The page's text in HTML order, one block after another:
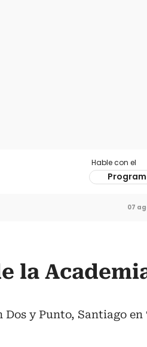
Hable con el
07
la
y Punto, Santiago